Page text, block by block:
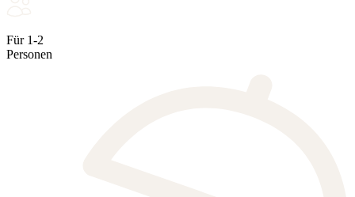
Für 1-2
Personen